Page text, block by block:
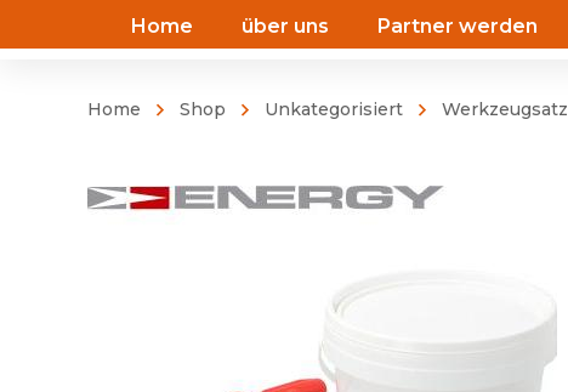
Home über uns Partner werden
Home Shop Unkategorisiert Werkzeugsatz